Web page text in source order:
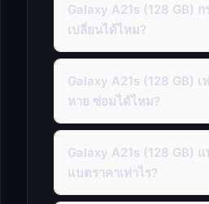
Galaxy A21s (128 GB)
เปลี่ยนได้ไหม?
Galaxy A21s (128 GB) เ
หาย ซ่อมได้ไหม?
Galaxy A21s (128 GB)
แบตราคาเท่าไร?